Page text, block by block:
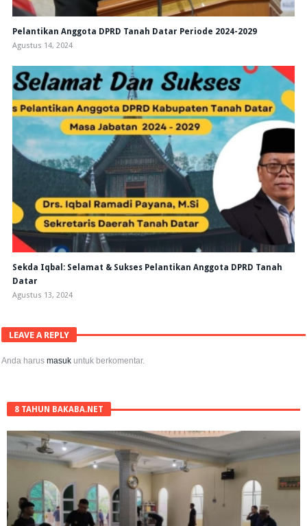
Pelantikan Anggota DPRD Tanah Datar Periode 2024-2029
Agustus 14, 2024
Sekda Iqbal: Selamat & Sukses Pelantikan Anggota DPRD Tanah
Datar
Agustus 13, 2024
LEAVE A REPLY
Anda harusmasuk untuk berkomentar.
8 TAHUN BAKABA.NET